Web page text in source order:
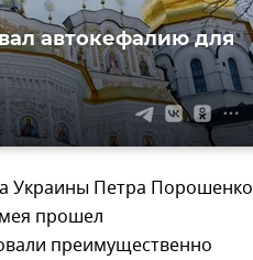
автокефалию для
Украины Петра Порошенко
прошел
преимущественно